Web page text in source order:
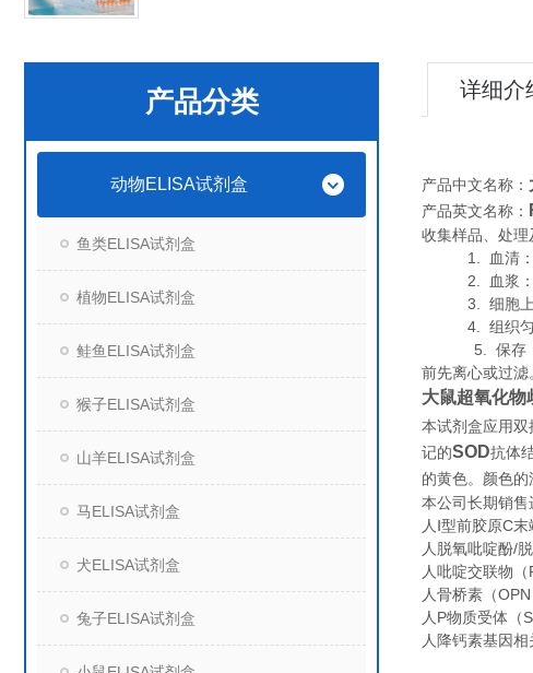
产品分类
动物ELISA试剂盒
鱼类ELISA试剂盒
植物ELISA试剂盒
鲑鱼ELISA试剂盒
猴子ELISA试剂盒
山羊ELISA试剂盒
马ELISA试剂盒
犬ELISA试剂盒
兔子ELISA试剂盒
详细介
产品中文名称：
产品英文名称：
收集样品、处理
1. 血清：操
2. 血浆：
3. 细胞上清
4. 组织匀浆
5. 保存：如果
前先离心或过滤
大鼠超氧化物
本试剂盒应用双
记的SOD抗体
的黄色。颜色
本公司长期销售
人Ⅰ型前胶原C
人脱氧吡啶酚/
人吡啶交联物
人骨桥素（
人P物质受体（
人降钙素基因